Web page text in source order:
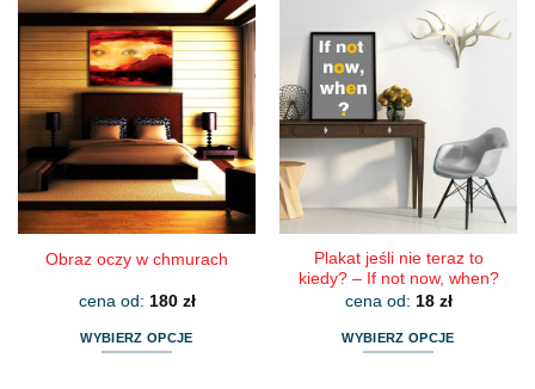
ma
wiele
wariantów.
Opcje
można
wybrać
na
stronie
produktu
wiele
wariantów.
Opcje
można
wybrać
na
stronie
produktu
Obraz oczy w chmurach
cena od: 180 zł
WYBIERZ OPCJE
Plakat jeśli nie teraz to
kiedy? – If not now, when?
cena od: 18 zł
WYBIERZ OPCJE